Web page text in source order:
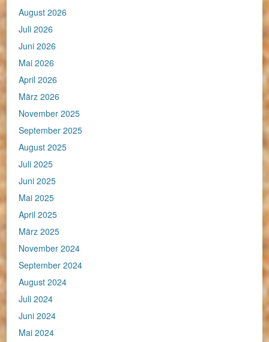
August 2026
Juli 2026
Juni 2026
Mai 2026
April 2026
März 2026
November 2025
September 2025
August 2025
Juli 2025
Juni 2025
Mai 2025
April 2025
März 2025
November 2024
September 2024
August 2024
Juli 2024
Juni 2024
Mai 2024